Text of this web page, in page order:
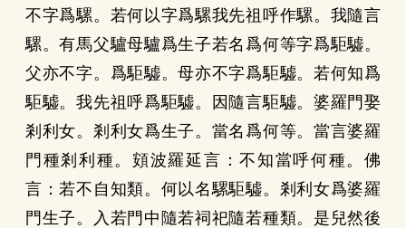
不字爲騾。若何以字爲騾我先祖呼作騾。我隨言
騾。有馬父驢母驢爲生子若名爲何等字爲駏驉。
父亦不字。爲駏驉。母亦不字爲駏驉。若何知爲
駏驉。我先祖呼爲駏驉。因隨言駏驉。婆羅門娶
剎利女。剎利女爲生子。當名爲何等。當言婆羅
門種剎利種。頞波羅延言：不知當呼何種。佛
言：若不自知類。何以名騾駏驉。剎利女爲婆羅
門生子。入若門中隨若祠祀隨若種類。是兒然後